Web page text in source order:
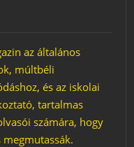
az általános
múltbéli
és az iskolai
tartalmas
számára, hogy